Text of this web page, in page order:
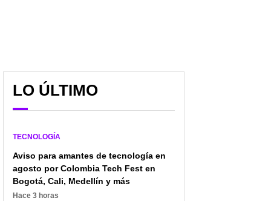
LO ÚLTIMO
TECNOLOGÍA
Aviso para amantes de tecnología en
agosto por Colombia Tech Fest en
Bogotá, Cali, Medellín y más
Hace 3 horas